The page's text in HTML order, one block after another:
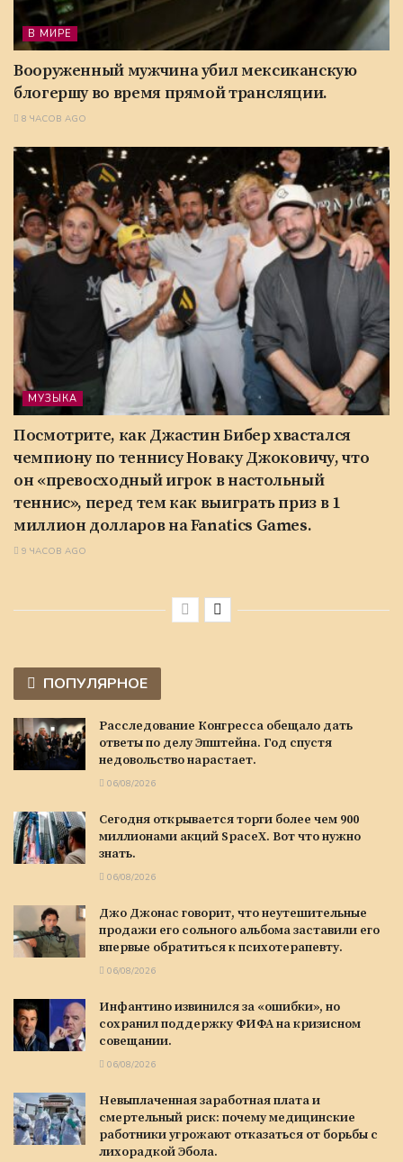
В МИРЕ
Вооруженный мужчина убил мексиканскую
блогершу во время прямой трансляции.
8 ЧАСОВ AGO
МУЗЫКА
Посмотрите, как Джастин Бибер хвастался
чемпиону по теннису Новаку Джоковичу, что
он «превосходный игрок в настольный
теннис», перед тем как выиграть приз в 1
миллион долларов на Fanatics Games.
9 ЧАСОВ AGO
ПОПУЛЯРНОЕ
Расследование Конгресса обещало дать
ответы по делу Эпштейна. Год спустя
недовольство нарастает.
06/08/2026
Сегодня открывается торги более чем 900
миллионами акций SpaceX. Вот что нужно
знать.
06/08/2026
Джо Джонас говорит, что неутешительные
продажи его сольного альбома заставили его
впервые обратиться к психотерапевту.
06/08/2026
Инфантино извинился за «ошибки», но
сохранил поддержку ФИФА на кризисном
совещании.
06/08/2026
Невыплаченная заработная плата и
смертельный риск: почему медицинские
работники угрожают отказаться от борьбы с
лихорадкой Эбола.